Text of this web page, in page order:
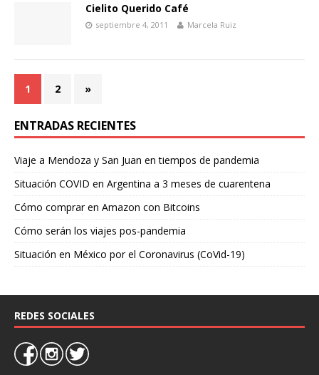
Cielito Querido Café
septiembre 4, 2011 Marcela Ruiz
1 2 »
ENTRADAS RECIENTES
Viaje a Mendoza y San Juan en tiempos de pandemia
Situación COVID en Argentina a 3 meses de cuarentena
Cómo comprar en Amazon con Bitcoins
Cómo serán los viajes pos-pandemia
Situación en México por el Coronavirus (CoVid-19)
REDES SOCIALES